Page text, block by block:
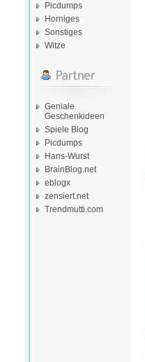
Picdumps
Horniges
Sonstiges
Witze
Geniale
Geschenkideen
Spiele Blog
Picdumps
Hans-Wurst
BrainBlog.net
eblogx
zensiert.net
Trendmutti.com